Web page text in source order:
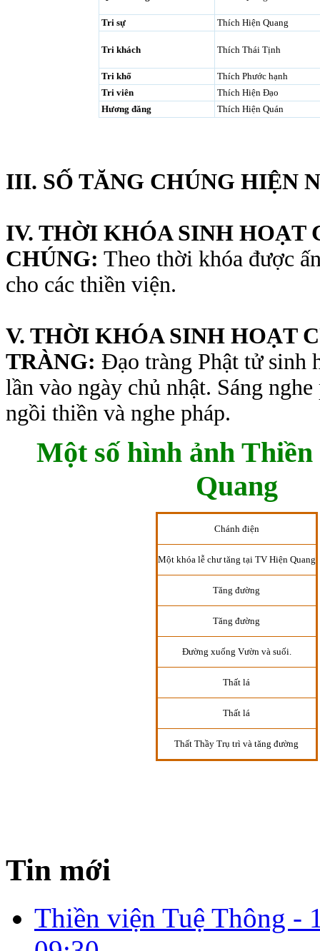
Tri sự Thích Hiện Quang
Tri khách Thích Thái Tịnh
Tri khố
Thích Phước hạnh
Tri viên
Thích Hiện Đạo
Hương đăng
Thích Hiện Quán
III. SỐ TĂNG CHÚNG HIỆN
IV. THỜI KHÓA SINH HOẠT
CHÚNG: Theo thời khóa được
cho các thiền viện.
V. THỜI KHÓA SINH HOẠT
TRÀNG: Đạo tràng Phật tử sinh
lần vào ngày chủ nhật. Sáng
ngồi thiền và nghe pháp.
Một số hình ảnh
Quang
Chánh điện
Một khóa lễ chư tăng tại TV Hiện Quang
Tăng đường
Tăng đường
Đường xuống Vườn và suối.
Thất lá
Thất lá
Thất Thầy Trụ trì và tăng đường
Tin mới
Thiền viện Tuệ Thông -